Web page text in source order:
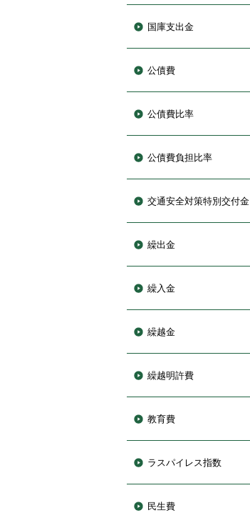
国庫支出金
公債費
公債費比率
公債費負担比率
交通安全対策特別交付金
繰出金
繰入金
繰越金
繰越明許費
教育費
ラスパイレス指数
民生費